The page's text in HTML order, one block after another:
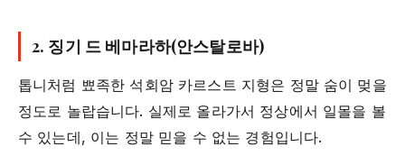
2. 징기 드 베마라하(안스탈로바)
톱니처럼 뾰족한 석회암 카르스트 지형은 정말 숨이 멎을
정도로 놀랍습니다. 실제로 올라가서 정상에서 일몰을 볼
수 있는데, 이는 정말 믿을 수 없는 경험입니다.